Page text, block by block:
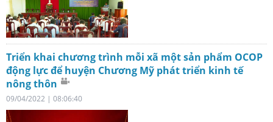
Triển khai chương trình mỗi xã một sản phẩm OCOP
động lực để huyện Chương Mỹ phát triển kinh tế
nông thôn
09/04/2022 | 08:06:40